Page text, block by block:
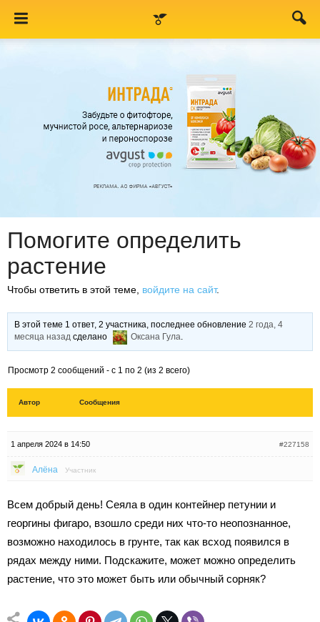
Помогите определить
растение
Чтобы ответить в этой теме, войдите на сайт.
В этой теме 1 ответ, 2 участника, последнее обновление2 года, 4
месяца назад сделано Оксана Гула.
Просмотр 2 сообщений - с 1 по 2 (из 2 всего)
Автор Сообщения
1 апреля 2024 в 14:50 #227158
Алёна Участник
Всем добрый день! Сеяла в один контейнер петунии и
георгины фигаро, взошло среди них что-то неопознанное,
возможно находилось в грунте, так как всход появился в
рядах между ними. Подскажите, может можно определить
растение, что это может быть или обычный сорняк?